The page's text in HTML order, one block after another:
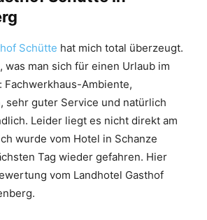
Schütte hat mich total überzeugt.
was man sich für einen Urlaub im
Fachwerkhaus-Ambiente,
sehr guter Service und natürlich
Leider liegt es nicht direkt am
wurde vom Hotel in Schanze
Tag wieder gefahren. Hier
vom Landhotel Gasthof